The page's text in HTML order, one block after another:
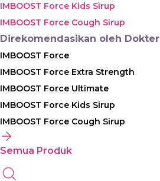
IMBOOST Force Kids Sirup
IMBOOST Force Cough Sirup
Direkomendasikan oleh Dokter
IMBOOST Force
IMBOOST Force Extra Strength
IMBOOST Force Ultimate
IMBOOST Force Kids Sirup
IMBOOST Force Cough Sirup
Semua Produk